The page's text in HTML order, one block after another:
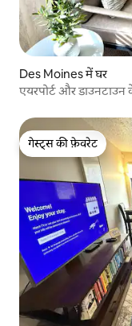
Des Moines में घर
एयरपोर्ट और डाउनटाउन
गेस्ट्स की फ़ेवरेट
गेस्ट्स की फ़ेवरेट